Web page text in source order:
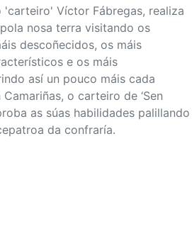
'carteiro' Víctor Fábregas, realiza
nosa terra visitando os
descoñecidos, os máis
e os máis
así un pouco máis cada
o carteiro de ‘Sen
as súas habilidades palillando
da confraría.